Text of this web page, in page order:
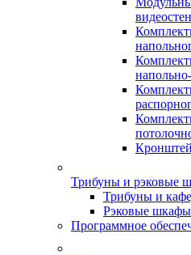
Трибуны и рэковые
Трибуны и
Рэковые шкафы
Программное